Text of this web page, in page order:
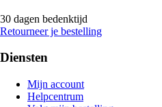
30 dagen bedenktijd
Retourneer je bestelling
Diensten
Mijn account
Helpcentrum